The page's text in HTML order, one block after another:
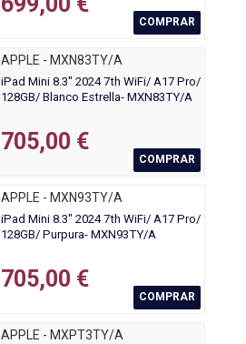
COMPRAR
APPLE - MXN83TY/A
iPad Mini 8.3" 2024 7th WiFi/ A17 Pro/
128GB/ Blanco Estrella- MXN83TY/A
705,00 €
COMPRAR
APPLE - MXN93TY/A
iPad Mini 8.3" 2024 7th WiFi/ A17 Pro/
128GB/ Purpura- MXN93TY/A
705,00 €
COMPRAR
APPLE - MXPT3TY/A